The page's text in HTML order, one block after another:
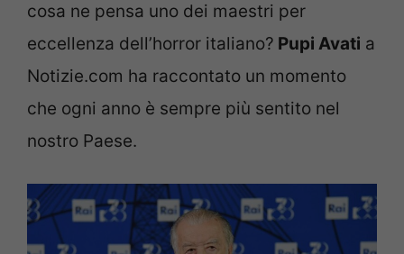
cosa ne pensa uno dei maestri per
eccellenza dell’horror italiano? Pupi Avati a
Notizie.com ha raccontato un momento
che ogni anno è sempre più sentito nel
nostro Paese.